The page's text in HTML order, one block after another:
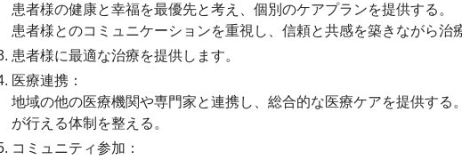
患者様の健康と幸福を最優先と考え、個別のケアプランを提供する。
患者様とのコミュニケーションを重視し、信頼と共感を築きながら治
患者様に最適な治療を提供します。
医療連携：
地域の他の医療機関や専門家と連携し、総合的な医療ケアを提供す
が行える体制を整える。
コミュニティ参加：